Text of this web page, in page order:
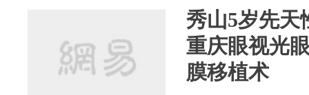
秀山5岁先天
重庆眼视光
膜移植术